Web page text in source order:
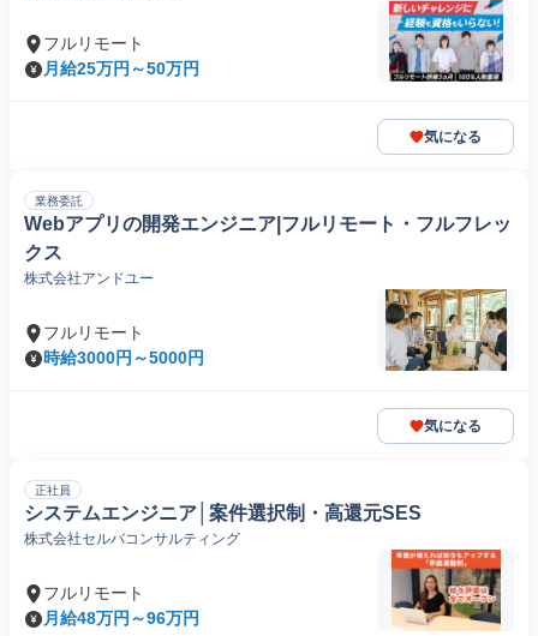
フルリモート
月給25万円～50万円
気になる
業務委託
Webアプリの開発エンジニア|フルリモート・フルフレッ
クス
株式会社アンドユー
フルリモート
時給3000円～5000円
気になる
正社員
システムエンジニア│案件選択制・高還元SES
株式会社セルバコンサルティング
フルリモート
月給48万円～96万円